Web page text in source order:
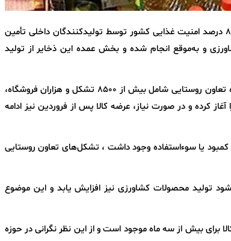
محمدرضا طلایی در بازدید از دهستان کریم‌آباد پاکدشت اظهار کرد: ۸۵ درصد امنیت غذایی کشور توسط تولیدکنندگان داخلی تأمین
و به‌موقع انجام شده و بخش عمده این ذخایر از تولید
بر اساس اعلام سازمان مرکزی تعاون روستایی، او گفت: شبکه گسترده تعاون روستایی شامل بیش از ۸۵۰۰ تشکل و هزاران فروشگاه،
کرده و در صورت نیاز، عرضه کالا پس از فروردین نیز ادامه
کمبود یا سوءاستفاده وجود داشت ، تشکل‌های تعاون روستایی
تولید محصولات کشاورزی نیز افزایش یابد و این موضوع
برای بیش از سه ماه موجود است و از این نظر نگرانی در حوزه